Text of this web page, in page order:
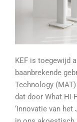
KEF is toegewijd
baanbrekende
Technology
dat door What Hi-
‘Innovatie van het